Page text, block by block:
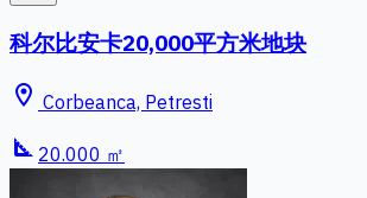
科尔比安卡20,000平方米地块
location_on Corbeanca, Petresti
square_foot 20.000 ㎡